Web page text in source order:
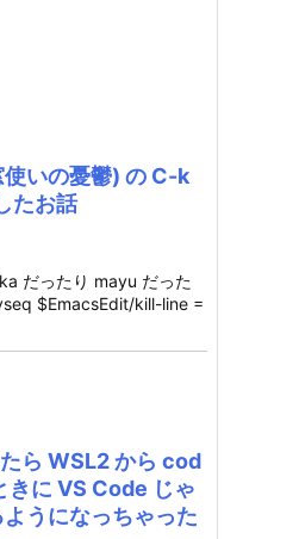
いの憂鬱) の C-k
たお話
だったり mayu だった
$EmacsEdit/kill-line =
ら WSL2 から cod
きに VS Code じゃ
うになっちゃった